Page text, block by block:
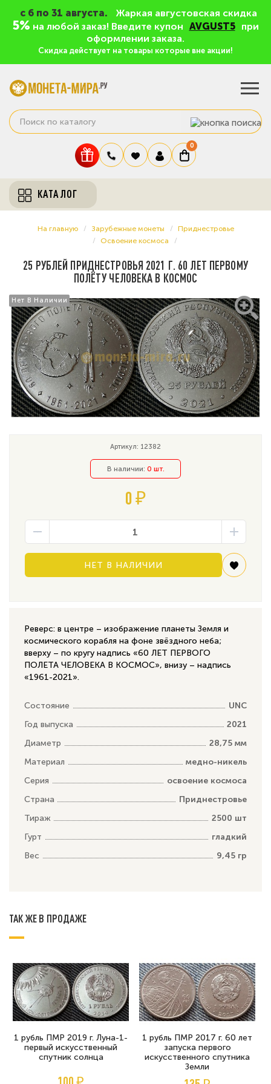
c 6 по 31 августа. Жаркая августовская скидка
5% на любой заказ! Введите купон AVGUST5
при
оформлении заказа.
Скидка действует на товары которые вне акции!
0
КАТАЛОГ
На главную Зарубежные монеты
Приднестровье
Освоение космоса
25 РУБЛЕЙ ПРИДНЕСТРОВЬЯ 2021 Г. 60 ЛЕТ ПЕРВОМУ
ПОЛЁТУ ЧЕЛОВЕКА В КОСМОС
Нет В Наличии
Нет В Наличии
Артикул: 12382
В наличии: 0 шт.
0 ₽
НЕТ В НАЛИЧИИ
Реверс: в центре – изображение планеты Земля и
космического корабля на фоне звёздного неба;
вверху – по кругу надпись «60 ЛЕТ ПЕРВОГО
ПОЛЕТА ЧЕЛОВЕКА В КОСМОС», внизу – надпись
«1961-2021».
Состояние
UNC
Год выпуска
2021
Диаметр
28,75 мм
Материал
медно-никель
Серия
освоение космоса
Страна
Приднестровье
Тираж
2500 шт
Гурт
гладкий
Вес
9,45 гр
ТАК ЖЕ В ПРОДАЖЕ
1 рубль ПМР 2019 г. Луна-1-
первый искусственный
спутник солнца
1 рубль ПМР 2017 г. 60 лет
запуска первого
искусственного спутника
Земли